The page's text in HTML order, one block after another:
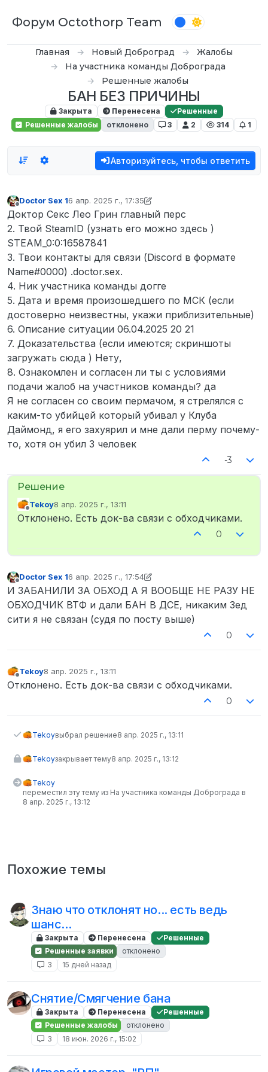
Форум Octothorp Team
Главная Новый Доброград
Жалобы
На участника команды Доброграда
Решенные жалобы
БАН БЕЗ ПРИЧИНЫ
Закрыта Перенесена
Решенные
Решенные жалобы
отклонено 3 2 314 1
Авторизуйтесь, чтобы ответить
Не в сети
Doctor Sex 16 апр. 2025 г., 17:35
отредактировано Tekoy
Доктор Секс Лео Грин главный перс
2. Твой SteamID (узнать его можно здесь )
STEAM_0:0:16587841
3. Твои контакты для связи (Discord в формате
Name#0000) .doctor.sex.
4. Ник участника команды догге
5. Дата и время произошедшего по МСК (если
достоверно неизвестны, укажи приблизительные)
6. Описание ситуации 06.04.2025 20 21
7. Доказательства (если имеются; скриншоты
загружать сюда ) Нету,
8. Ознакомлен и согласен ли ты с условиями
подачи жалоб на участников команды? да
Я не согласен со своим пермачом, я стрелялся с
каким-то убийцей который убивал у Клуба
Даймонд, я его захуярил и мне дали перму почему-
то, хотя он убил 3 человек
-3
Не в сети
Tekoy8 апр. 2025 г., 13:11
отредактировано
Отклонено. Есть док-ва связи с обходчиками.
0
Не в сети
Doctor Sex 16 апр. 2025 г., 17:54
отредактировано Doctor Sex 1
И ЗАБАНИЛИ ЗА ОБХОД А Я ВООБЩЕ НЕ РАЗУ НЕ
ОБХОДЧИК ВТФ и дали БАН В ДСЕ, никаким Зед
сити я не связан (судя по посту выше)
0
Не в сети
Tekoy8 апр. 2025 г., 13:11
отредактировано
Отклонено. Есть док-ва связи с обходчиками.
0
Tekoyвыбрал решение8 апр. 2025 г., 13:11
Tekoyзакрывает тему8 апр. 2025 г., 13:12
Tekoy
переместил эту тему из На участника команды Доброграда в
8 апр. 2025 г., 13:12
Похожие темы
Знаю что отклонят но... есть ведь
шанс...
Закрыта Перенесена
Решенные
Решенные заявки
отклонено
3
15 дней назад
Снятие/Смягчение бана
Закрыта Перенесена
Решенные
Решенные жалобы
отклонено
3
18 июн. 2026 г., 15:02